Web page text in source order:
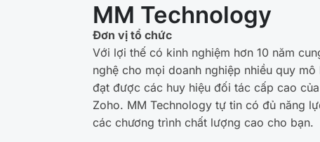
MM Technology
Đơn vị tổ chức
Với lợi thế có kinh nghiệm hơn 10 năm
nghệ cho mọi doanh nghiệp nhiều quy
đạt được các huy hiệu đối tác cấp cao
Zoho. MM Technology tự tin có đủ năng
các chương trình chất lượng cao cho bạn.